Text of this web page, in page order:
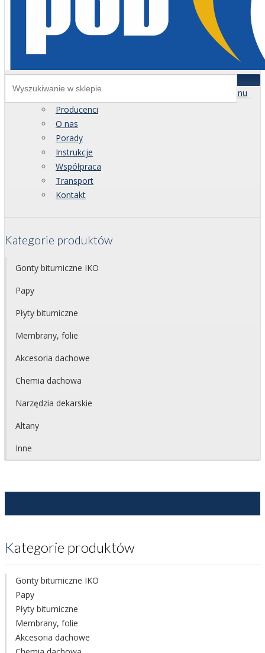
Menu
Producenci
O nas
Porady
Instrukcje
Współpraca
Transport
Kontakt
Kategorie produktów
Gonty bitumiczne IKO
Papy
Płyty bitumiczne
Membrany, folie
Akcesoria dachowe
Chemia dachowa
Narzędzia dekarskie
Altany
Inne
Kategorie produktów
Gonty bitumiczne IKO
Papy
Płyty bitumiczne
Membrany, folie
Akcesoria dachowe